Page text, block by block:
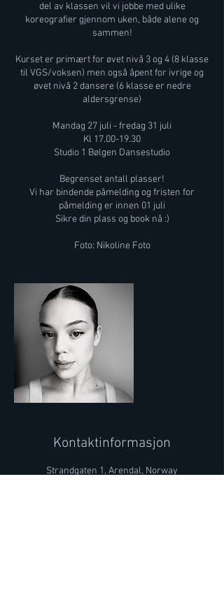
del av klassen vil vi jobbe med ulike
koreografier gjennom uken, både alene og
sammen!
Kurset er primært for øvet nivå 3 og 4 (8 klasse
til VGS/voksen) men også åpent for ivrige og
øvet nivå 2 dansere (6 klasse er nedre
aldersgrense)
Mandag 27 juli - fredag 31 juli
Kl 17.00-19.30
Studio 1 Bølgen Dansestudio
Begrenset antall plasser!
Vi har bindende påmelding og fristen for
påmelding er innen 01 juli
Sikre din plass og book nå :)
Foto: Nikoline Foto
Kontaktinformasjon
Strandgaten 1, Arendal, Norway